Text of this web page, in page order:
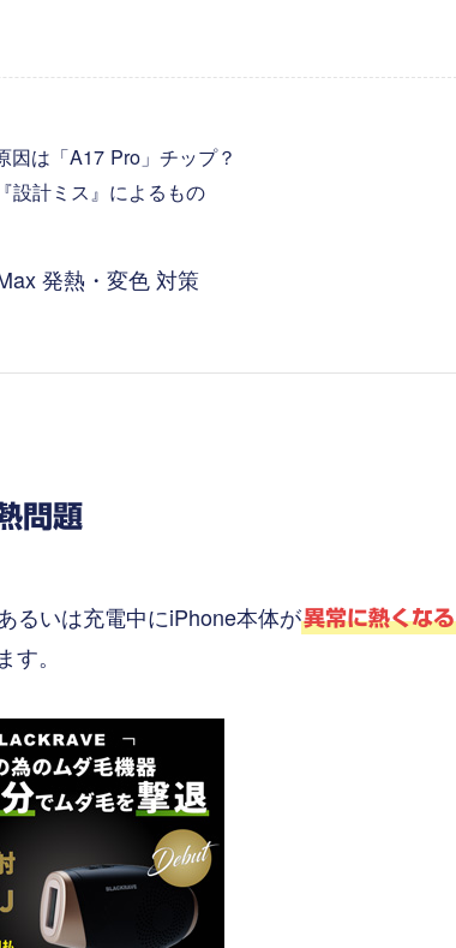
因は「A17 Pro」チップ？
設計ミス』によるもの
発熱・変色 対策
問題
るいは充電中にiPhone本体が異常に熱くなる
。